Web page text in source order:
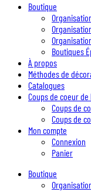
Boutique
Boutiques
À propos
Méthodes de
Catalogues
Coups de coeur de
Coups de
Coups de
Mon compte
Connexion
Panier
Boutique